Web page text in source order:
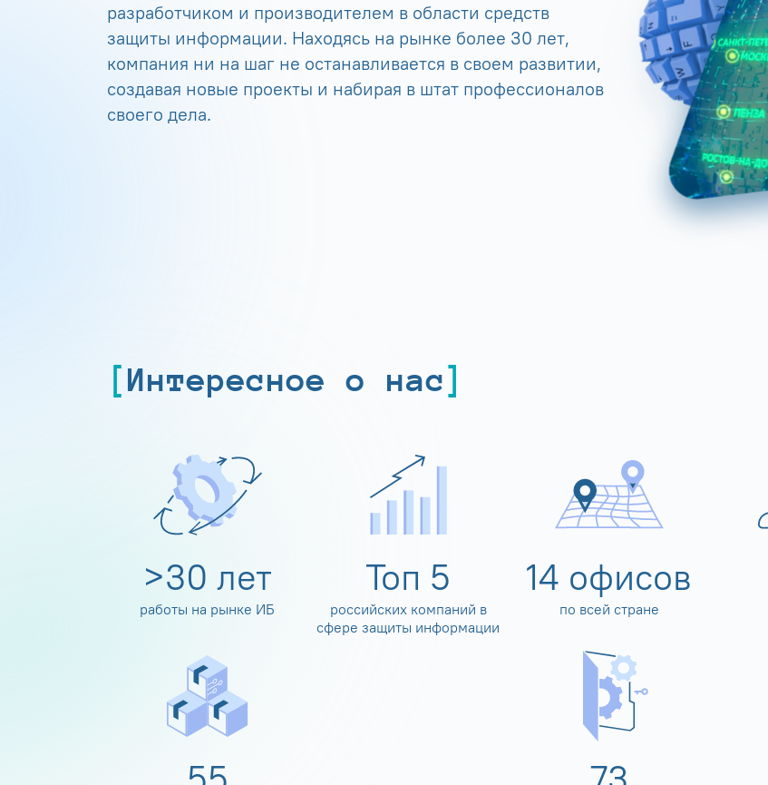
разработчиком и производителем в области средств
защиты информации. Находясь на рынке более 30 лет,
компания ни на шаг не останавливается в своем развитии,
создавая новые проекты и набирая в штат профессионалов
своего дела.
Интересное о нас
>30 лет
работы на рынке ИБ
Топ 5
российских компаний в
сфере защиты информации
14 офисов
по всей стране